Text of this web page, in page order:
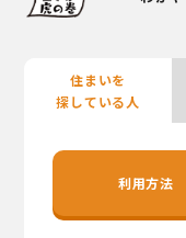
住まいを
探している人
利用方法